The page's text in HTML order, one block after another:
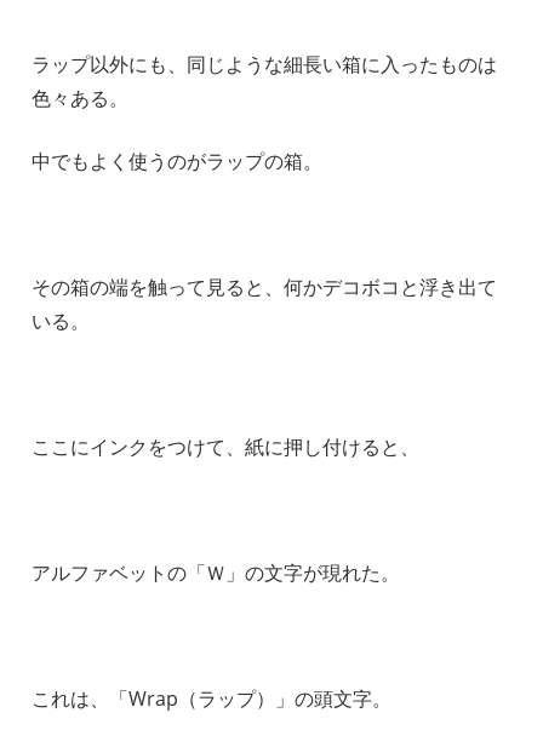
ラップ以外にも、同じような細長い箱に入ったものは
色々ある。
中でもよく使うのがラップの箱。
その箱の端を触って見ると、何かデコボコと浮き出て
いる。
ここにインクをつけて、紙に押し付けると、
アルファベットの「Ｗ」の文字が現れた。
これは、「Wrap（ラップ）」の頭文字。